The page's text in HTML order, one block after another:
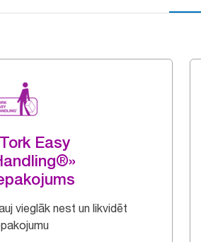
Easy
vieglāk nest un likvidēt